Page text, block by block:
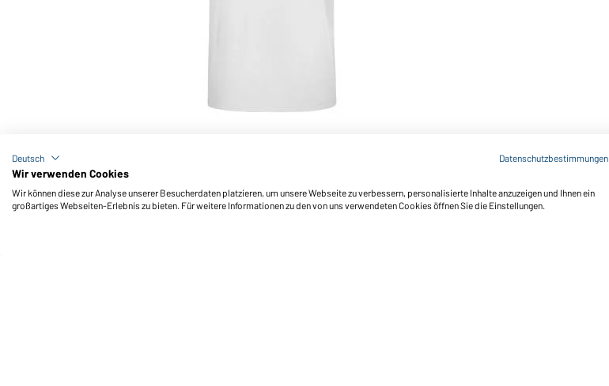
Promo-T Man 180 (white)
Deutsch Datenschutzbestimmungen
Wir verwenden Cookies
Wir können diese zur Analyse unserer Besucherdaten platzieren, um unsere Webseite zu verbessern, personalisierte Inhalte anzuzeigen und Ihnen ein
großartiges Webseiten-Erlebnis zu bieten. Für weitere Informationen zu den von uns verwendeten Cookies öffnen Sie die Einstellungen.